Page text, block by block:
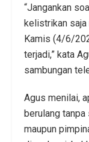
“Jangankan
kelistrikan saja
Kamis (4/6/
terjadi,” kata
sambungan
Agus menilai,
berulang
maupun